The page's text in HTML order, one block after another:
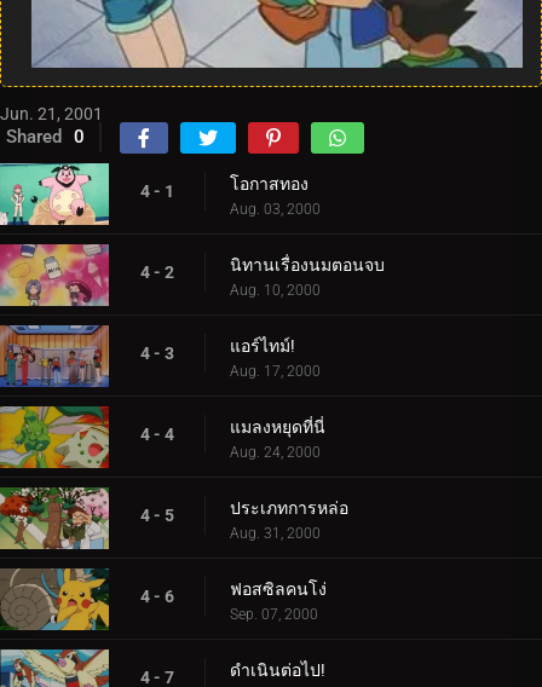
Jun. 21, 2001
Shared 0
4 - 1 โอกาสทอง
Aug. 03, 2000
4 - 2 นิทานเรื่องนมตอนจบ
Aug. 10, 2000
4 - 3 แอร์ไทม์!
Aug. 17, 2000
4 - 4 แมลงหยุดที่นี่
Aug. 24, 2000
4 - 5 ประเภทการหล่อ
Aug. 31, 2000
4 - 6 ฟอสซิลคนโง่
Sep. 07, 2000
4 - 7 ดำเนินต่อไป!